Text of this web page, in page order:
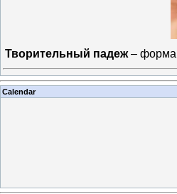
Творительный падеж– форма
Calendar